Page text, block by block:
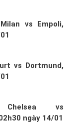
vs Empoli,
vs Dortmund,
vs
ngày 14/01